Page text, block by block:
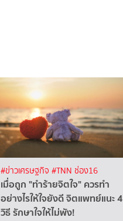
#ข่าวเศรษฐกิจ #TNN ช่อง16
เมื่อถูก "ทำร้ายจิตใจ" ควรทำ
อย่างไรให้ใจยังดี จิตแพทย์แนะ 4
วิธี รักษาใจให้ไม่พัง!